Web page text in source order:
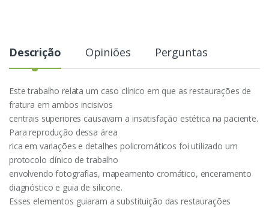
Descrição Opiniões Perguntas
Este trabalho relata um caso clínico em que as restaurações de
fratura em ambos incisivos
centrais superiores causavam a insatisfação estética na paciente.
Para reprodução dessa área
rica em variações e detalhes policromáticos foi utilizado um
protocolo clínico de trabalho
envolvendo fotografias, mapeamento cromático, enceramento
diagnóstico e guia de silicone.
Esses elementos guiaram a substituição das restaurações